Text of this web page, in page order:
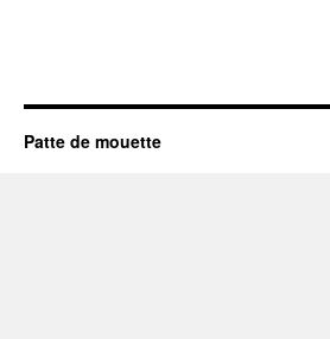
Patte de mouette